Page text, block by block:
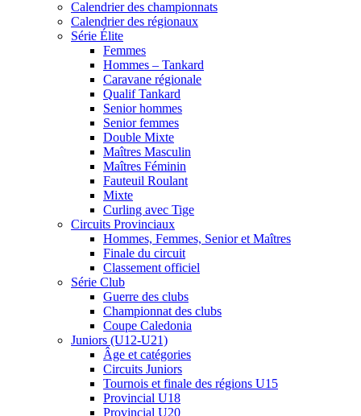
Calendrier des championnats
Calendrier des régionaux
Série Élite
Femmes
Hommes – Tankard
Caravane régionale
Qualif Tankard
Senior hommes
Senior femmes
Double Mixte
Maîtres Masculin
Maîtres Féminin
Fauteuil Roulant
Mixte
Curling avec Tige
Circuits Provinciaux
Hommes, Femmes, Senior et Maîtres
Finale du circuit
Classement officiel
Série Club
Guerre des clubs
Championnat des clubs
Coupe Caledonia
Juniors (U12-U21)
Âge et catégories
Circuits Juniors
Tournois et finale des régions U15
Provincial U18
Provincial U20